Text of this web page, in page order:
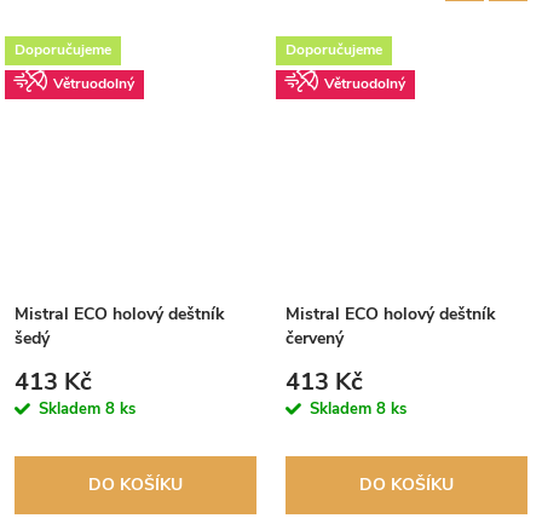
Doporučujeme
Větruodolný
Mistral ECO holový deštník
šedý
413 Kč
Skladem 8 ks
DO KOŠÍKU
Doporučujeme
Větruodolný
Mistral ECO holový deštník
červený
413 Kč
Skladem 8 ks
DO KOŠÍKU